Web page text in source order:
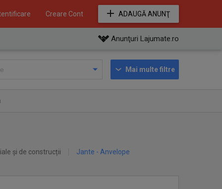
Creare Cont ADAUGĂ ANUNŢ
Anunţuri Lajumate.ro
Mai multe filtre
și de construcții Jante - Anvelope